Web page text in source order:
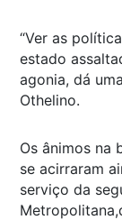
“Ver as
estado
agonia, dá
Othelino.
Os ânimos na
se acirraram
serviço da